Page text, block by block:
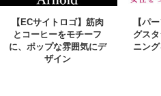
【ECサイトロゴ】筋肉
とコーヒーをモチーフ
に、ポップな雰囲気にデ
ザイン
【パ
グス
ニン